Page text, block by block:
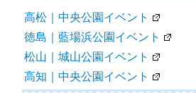
高松｜中央公園イベント
徳島｜藍場浜公園イベント
松山｜城山公園イベント
高知｜中央公園イベント